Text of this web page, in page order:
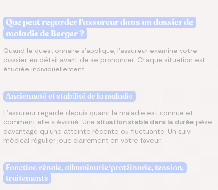
Que peut regarder l'assureur dans un dossier de
maladie de Berger ?
Quand le questionnaire s'applique, l'assureur examine votre
dossier en détail avant de se prononcer. Chaque situation est
étudiée individuellement.
Ancienneté et stabilité de la maladie
L'assureur regarde depuis quand la maladie est connue et
comment elle a évolué. Une situation stable dans la durée pèse
davantage qu'une atteinte récente ou fluctuante. Un suivi
médical régulier joue clairement en votre faveur.
Fonction rénale, albuminurie/protéinurie, tension,
traitements